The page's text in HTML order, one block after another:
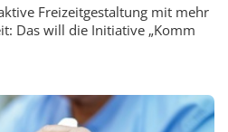
Freizeitgestaltung mit mehr
Das will die Initiative „Komm